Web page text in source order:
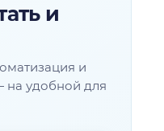
и
и
на удобной для